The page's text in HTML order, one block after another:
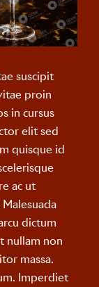
suscipit
proin
in cursus
elit sed
quisque id
ac ut
dictum
nullam non
massa.
Imperdiet